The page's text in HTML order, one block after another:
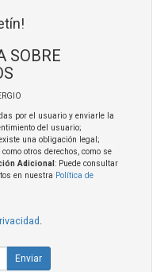
SOBRE
por el usuario y enviarle la
del usuario;
una obligación legal;
otros derechos, como se
Adicional : Puede consultar
en nuestra Política de
Enviar